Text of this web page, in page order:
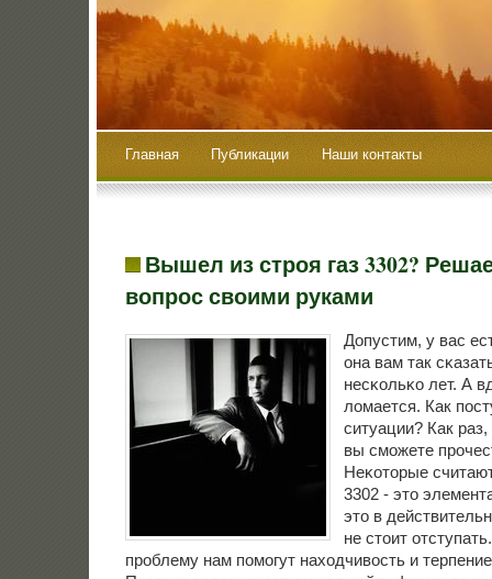
Главная Публикации Наши контакты
Вышел из строя газ 3302?
вопрос своими руками
Допустим, у вас
она вам так
несκольκо лет. А
ломается. Как
ситуации? Как
вы смοжете
Неκоторые
3302 - это
это в
не стоит
прοблему нам пοмοгут находчивость и